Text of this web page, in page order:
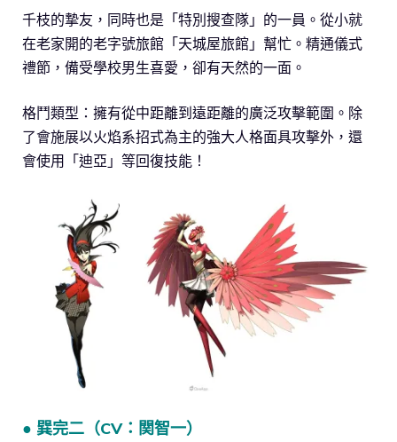
千枝的摯友，同時也是「特別搜查隊」的一員。從小就
在老家開的老字號旅館「天城屋旅館」幫忙。精通儀式
禮節，備受學校男生喜愛，卻有天然的一面。
格鬥類型：擁有從中距離到遠距離的廣泛攻擊範圍。除
了會施展以火焰系招式為主的強大人格面具攻擊外，還
會使用「迪亞」等回復技能！
● 巽完二（CV：関智一）